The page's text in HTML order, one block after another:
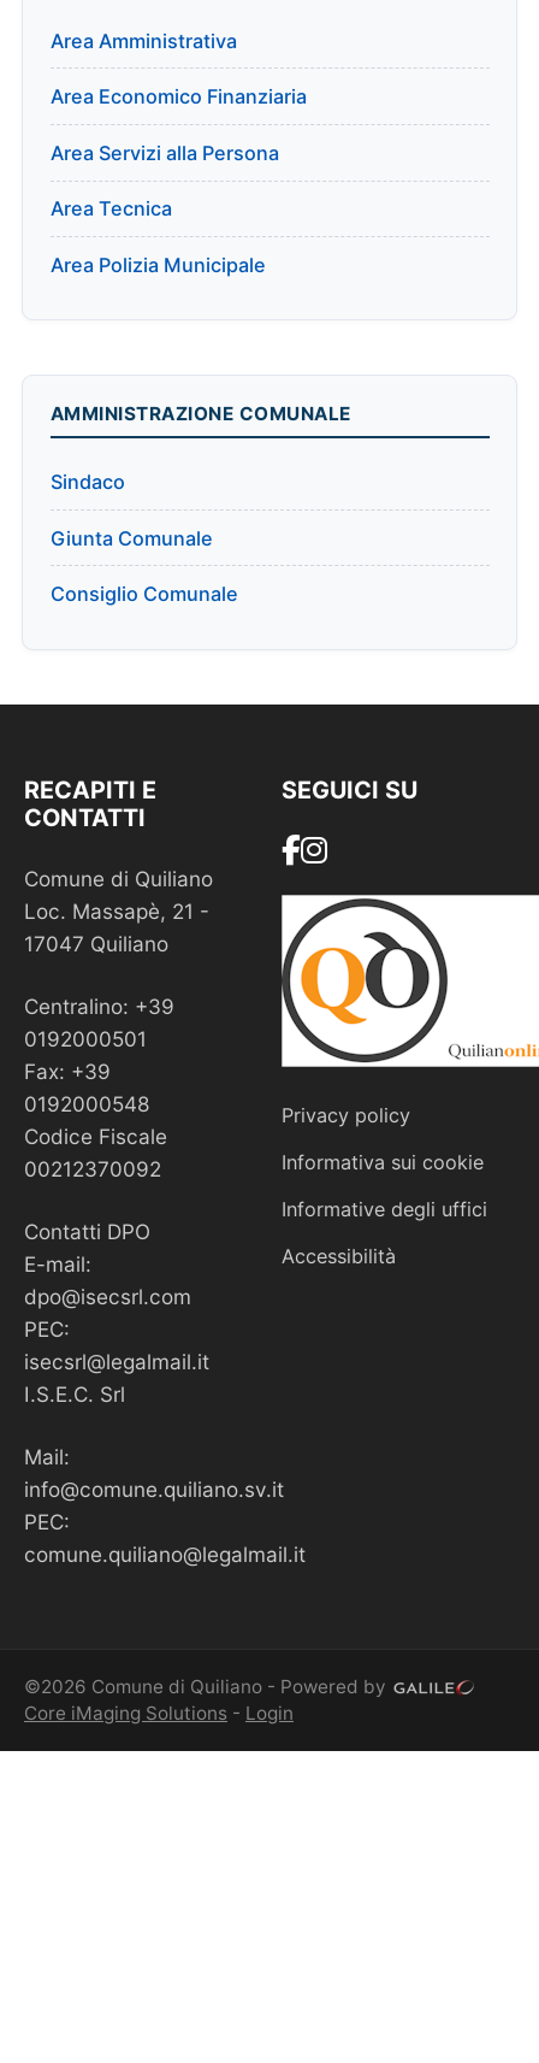
Area Amministrativa
Area Economico Finanziaria
Area Servizi alla Persona
Area Tecnica
Area Polizia Municipale
AMMINISTRAZIONE COMUNALE
Sindaco
Giunta Comunale
Consiglio Comunale
RECAPITI E
CONTATTI
Comune di Quiliano
Loc. Massapè, 21 -
17047 Quiliano
Centralino: +39
0192000501
Fax: +39
0192000548
Codice Fiscale
00212370092
Contatti DPO
E-mail:
dpo@isecsrl.com
PEC:
isecsrl@legalmail.it
I.S.E.C. Srl
Mail:
info@comune.quiliano.sv.it
PEC:
comune.quiliano@legalmail.it
SEGUICI SU
Privacy policy
Informativa sui cookie
Informative degli uffici
Accessibilità
©2026 Comune di Quiliano - Powered by
Core iMaging Solutions - Login